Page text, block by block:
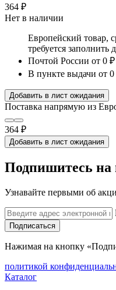
364 ₽
Нет в наличии
Европейский товар,
требуется
Почтой России от 0 ₽
В пункте выдачи от
Добавить в лист ожидания
Поставка напрямую из
364 ₽
Добавить в лист ожидания
Подпишитесь на
Узнавайте первыми об
Подписаться
Нажимая на кнопку
политикой
Каталог